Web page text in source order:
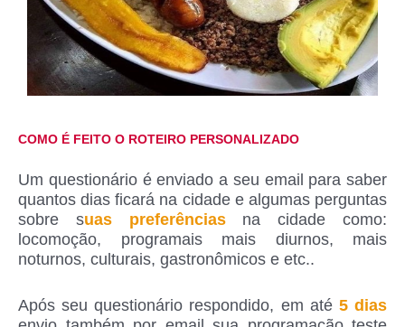
COMO É FEITO O ROTEIRO PERSONALIZADO
Um questionário é enviado a seu email para saber
quantos dias ficará na cidade e algumas perguntas
sobre suas preferênciasna cidade como:
locomoção, programais mais diurnos, mais
noturnos, culturais, gastronômicos e etc..
Após seu questionário respondido, em até 5 dias